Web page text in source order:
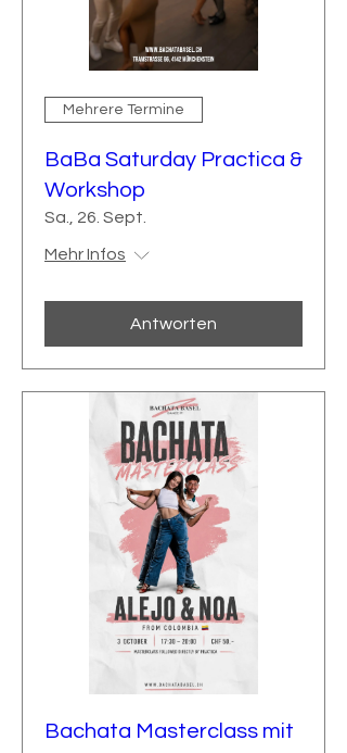
Mehrere Termine
BaBa Saturday Practica &
Workshop
Sa., 26. Sept.
Mehr Infos
Antworten
Bachata Masterclass mit